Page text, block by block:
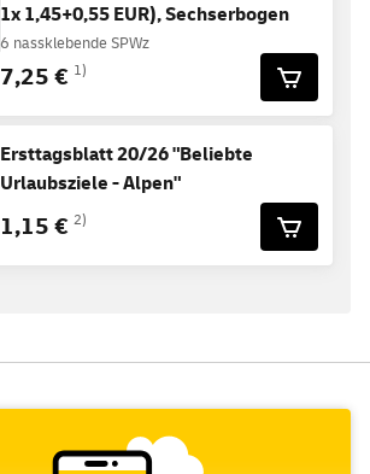
1x 1,45+0,55 EUR), Sechserbogen
6 nassklebende SPWz
7,25 € 1)
Ersttagsblatt 20/26 "Beliebte
Urlaubsziele - Alpen"
1,15 € 2)